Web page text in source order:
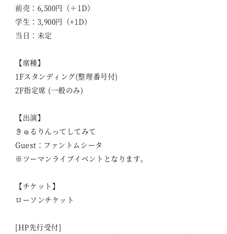
前売：6,500円（＋1D）
学生：3,900円（+1D）
当日：未定
【席種】
1Fスタンディング(整理番号付)
2F指定席 (一般のみ)
【出演】
きゅるりんってしてみて
Guest：ファントムシータ
※ツーマンライブイベントとなります。
【チケット】
ローソンチケット
[HP先行受付]